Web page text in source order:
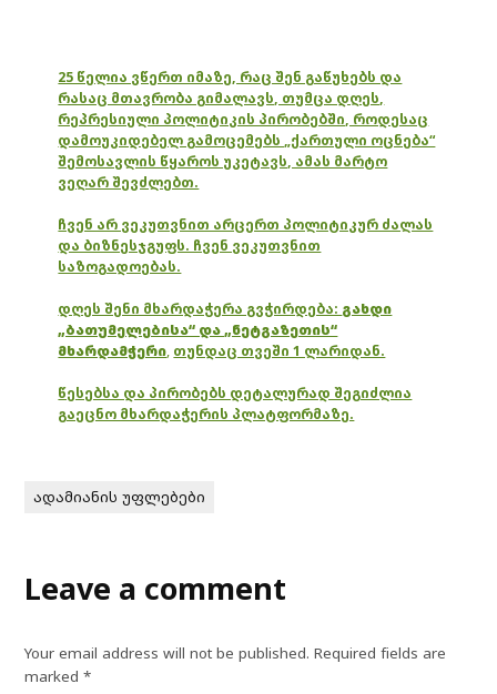
25 წელია ვწერთ იმაზე, რაც შენ გაწუხებს და
რასაც მთავრობა გიმალავს, თუმცა დღეს,
რეპრესიული პოლიტიკის პირობებში, როდესაც
დამოუკიდებელ გამოცემებს „ქართული ოცნება“
შემოსავლის წყაროს უკეტავს, ამას მარტო
ვეღარ შევძლებთ.
ჩვენ არ ვეკუთვნით არცერთ პოლიტიკურ ძალას
და ბიზნესჯგუფს. ჩვენ ვეკუთვნით
საზოგადოებას.
დღეს შენი მხარდაჭერა გვჭირდება: გახდი
„ბათუმელებისა“ და „ნეტგაზეთის“
მხარდამჭერი, თუნდაც თვეში 1 ლარიდან.
წესებსა და პირობებს დეტალურად შეგიძლია
გაეცნო მხარდაჭერის პლატფორმაზე.
ადამიანის უფლებები
Leave a comment
Your email address will not be published. Required fields are
marked*